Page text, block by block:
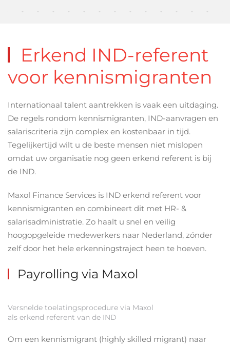
Erkend IND-referent
voor kennismigranten
Internationaal talent aantrekken is vaak een uitdaging.
De regels rondom kennismigranten, IND-aanvragen en
salariscriteria zijn complex en kostenbaar in tijd.
Tegelijkertijd wilt u de beste mensen niet mislopen
omdat uw organisatie nog geen erkend referent is bij
de IND.
Maxol Finance Services is IND erkend referent voor
kennismigranten en combineert dit met HR- &
salarisadministratie. Zo haalt u snel en veilig
hoogopgeleide medewerkers naar Nederland, zónder
zelf door het hele erkenningstraject heen te hoeven.
Payrolling via Maxol
Versnelde toelatingsprocedure via Maxol
als erkend referent van de IND
Om een kennismigrant (highly skilled migrant) naar